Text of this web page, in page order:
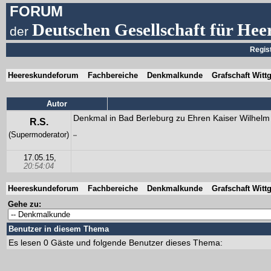
FORUM
derDeutschen Gesellschaft für
Heereskundeforum Fachbereiche Denkmalkunde Grafschaft
Autor
R.S.
(Supermoderator)
Denkmal in Bad Berleburg zu Ehren Kaiser
17.05.15,
20:54:04
Heereskundeforum Fachbereiche Denkmalkunde
Grafschaft
Gehe zu:
Benutzer in diesem Thema
Es lesen 0 Gäste und folgende Benutzer dieses Thema: